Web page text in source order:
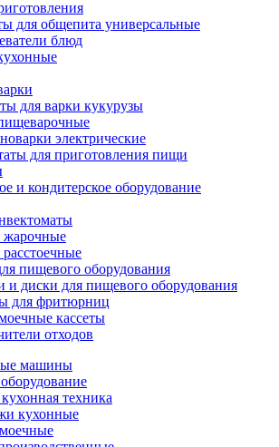
для общепита универсальные
блюд
для варки кукурузы
электрические
для приготовления пищи
и кондитерское оборудование
пищевого оборудования
и диски для пищевого оборудования
для фритюрниц
кассеты
отходов
машины
техника
кухонные